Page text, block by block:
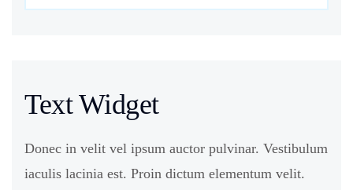
Text Widget
Donec in velit vel ipsum auctor pulvinar. Vestibulum
iaculis lacinia est. Proin dictum elementum velit.